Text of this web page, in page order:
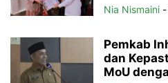
Nia Nismaini -
Pemkab
dan
MoU